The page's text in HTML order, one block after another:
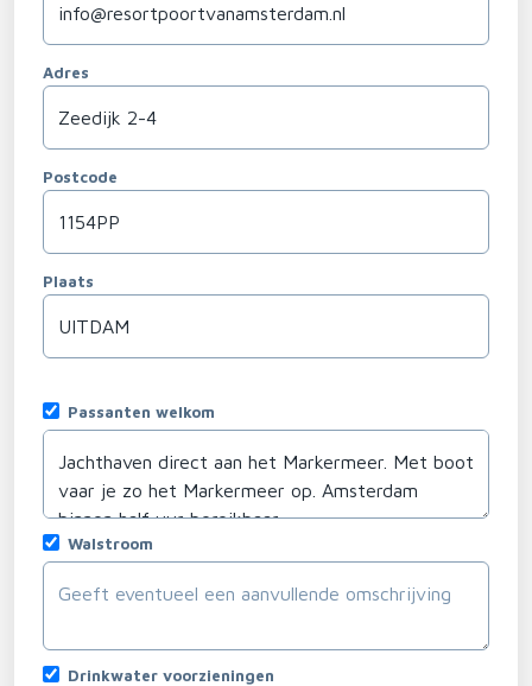
Adres
Postcode
Plaats
Passanten welkom
Walstroom
Drinkwater voorzieningen